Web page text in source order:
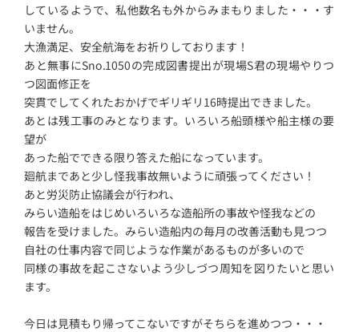
しているようで、私他数名も外からみまもりました・・・す
いません。
大漁満足、安全航海をお祈りしております！
あと無事にSno.1050の完成図書提出が現場S君の現場やりつ
つ図面修正を
突貫でしてくれたおかげでギリギリ16時提出できました。
あとは残工事のみとなります。いろいろ船頭様や船主様の要
望が
あった船でできる限り答えた船になっています。
廻航まであと少し怪我事故無いように頑張ってください！
あと労災防止協議会が行われ、
みらい造船をはじめいろいろな造船所の事故や怪我などの
報告を受けました。みらい造船内の毎月の改善活動も見つつ
自社の仕事内容で同じような作業があるものが多いので
同様の事故を起こさないよう少しづつ周知を図りたいと思い
ます。
今日は見積もり帰ってこないですがそちらを進めつつ・・・